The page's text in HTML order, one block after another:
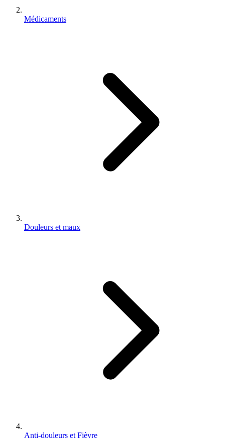
Médicaments
Douleurs et maux
Anti-douleurs et Fièvre